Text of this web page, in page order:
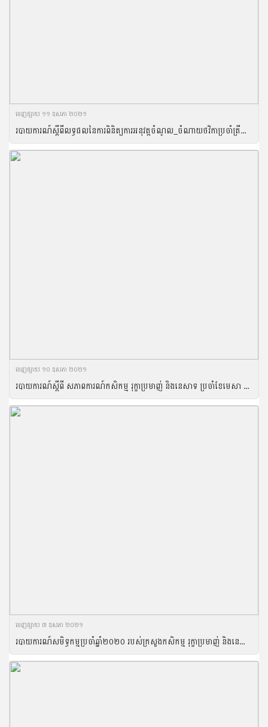
ចេញ​ផ្សាយ​ ១១ ឧសភា ២០២១
របាយការណ៍ស្តីពីលទ្ធផលនៃការពិនិត្យការអនុវត្តចំណូល_ចំណាយថវិកាប្រចាំត្រីមាសទី១
ចេញ​ផ្សាយ​ ១០ ឧសភា ២០២១
របាយការណ៍ស្តីពី សភាពការណ៍កសិកម្ម រុក្ខាប្រមាញ់ និងនេសាទ ប្រចាំខែមេសា ឆ្នាំ២០២១ និងទិសដៅអនុវត្តបន្ត
ចេញ​ផ្សាយ​ ៣ ឧសភា ២០២១
របាយការណ៍សមិទ្ធកម្មប្រចាំឆ្នាំ២០២០ របស់ក្រសួងកសិកម្ម រុក្ខាប្រមាញ់ និងនេសាទ